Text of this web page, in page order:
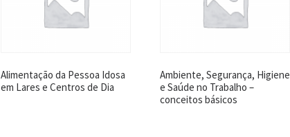
Alimentação da Pessoa Idosa
em Lares e Centros de Dia
Ambiente, Segurança, Higiene
e Saúde no Trabalho –
conceitos básicos